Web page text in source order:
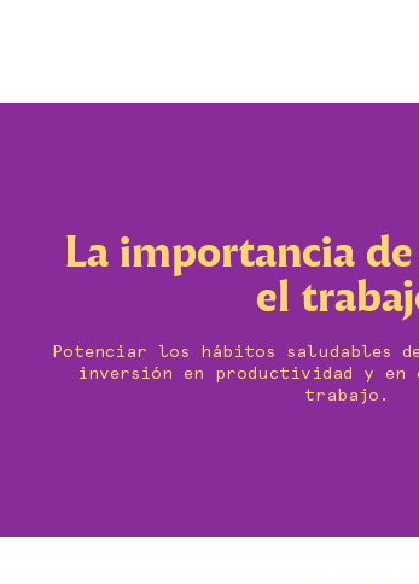
La importancia
el
Potenciar los hábitos saludables
inversión en productividad y en
trabajo.